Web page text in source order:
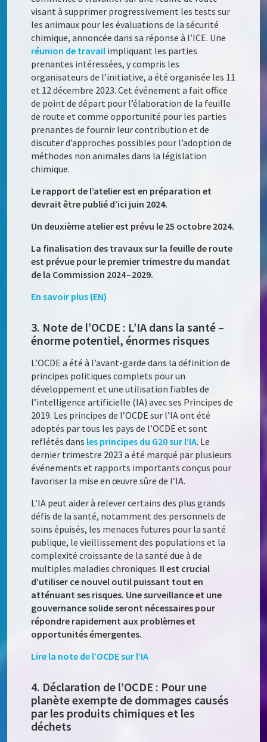
visant à supprimer progressivement les tests sur
les animaux pour les évaluations de la sécurité
chimique, annoncée dans sa réponse à l’ICE. Une
réunion de travail impliquant les parties
prenantes intéressées, y compris les
organisateurs de l’initiative, a été organisée les 11
et 12 décembre 2023. Cet événement a fait office
de point de départ pour l’élaboration de la feuille
de route et comme opportunité pour les parties
prenantes de fournir leur contribution et de
discuter d’approches possibles pour l’adoption de
méthodes non animales dans la législation
chimique.
Le rapport de l’atelier est en préparation et
devrait être publié d’ici juin 2024.
Un deuxième atelier est prévu le 25 octobre 2024.
La finalisation des travaux sur la feuille de route
est prévue pour le premier trimestre du mandat
de la Commission 2024 – 2029.
En savoir plus (EN)
3. Note de l’OCDE : L’IA dans la santé –
énorme potentiel, énormes risques
L’OCDE a été à l’avant-garde dans la définition de
principes politiques complets pour un
développement et une utilisation fiables de
l’intelligence artificielle (IA) avec ses Principes de
2019. Les principes de l’OCDE sur l’IA ont été
adoptés par tous les pays de l’OCDE et sont
reflétés dans les principes du G20 sur l’IA. Le
dernier trimestre 2023 a été marqué par plusieurs
événements et rapports importants conçus pour
favoriser la mise en œuvre sûre de l’IA.
L’IA peut aider à relever certains des plus grands
défis de la santé, notamment des personnels de
soins épuisés, les menaces futures pour la santé
publique, le vieillissement des populations et la
complexité croissante de la santé due à de
multiples maladies chroniques. Il est crucial
d’utiliser ce nouvel outil puissant tout en
atténuant ses risques. Une surveillance et une
gouvernance solide seront nécessaires pour
répondre rapidement aux problèmes et
opportunités émergentes.
Lire la note de l’OCDE sur l’IA
4. Déclaration de l’OCDE : Pour une
planète exempte de dommages causés
par les produits chimiques et les
déchets